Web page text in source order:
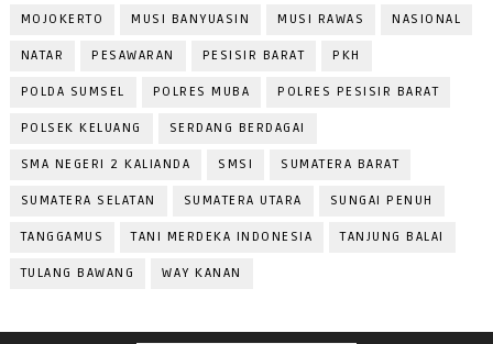
MOJOKERTO MUSI BANYUASIN MUSI RAWAS NASIONAL
NATAR PESAWARAN PESISIR BARAT PKH
POLDA SUMSEL POLRES MUBA POLRES PESISIR BARAT
POLSEK KELUANG SERDANG BERDAGAI
SMA NEGERI 2 KALIANDA SMSI SUMATERA BARAT
SUMATERA SELATAN SUMATERA UTARA SUNGAI PENUH
TANGGAMUS TANI MERDEKA INDONESIA TANJUNG BALAI
TULANG BAWANG WAY KANAN